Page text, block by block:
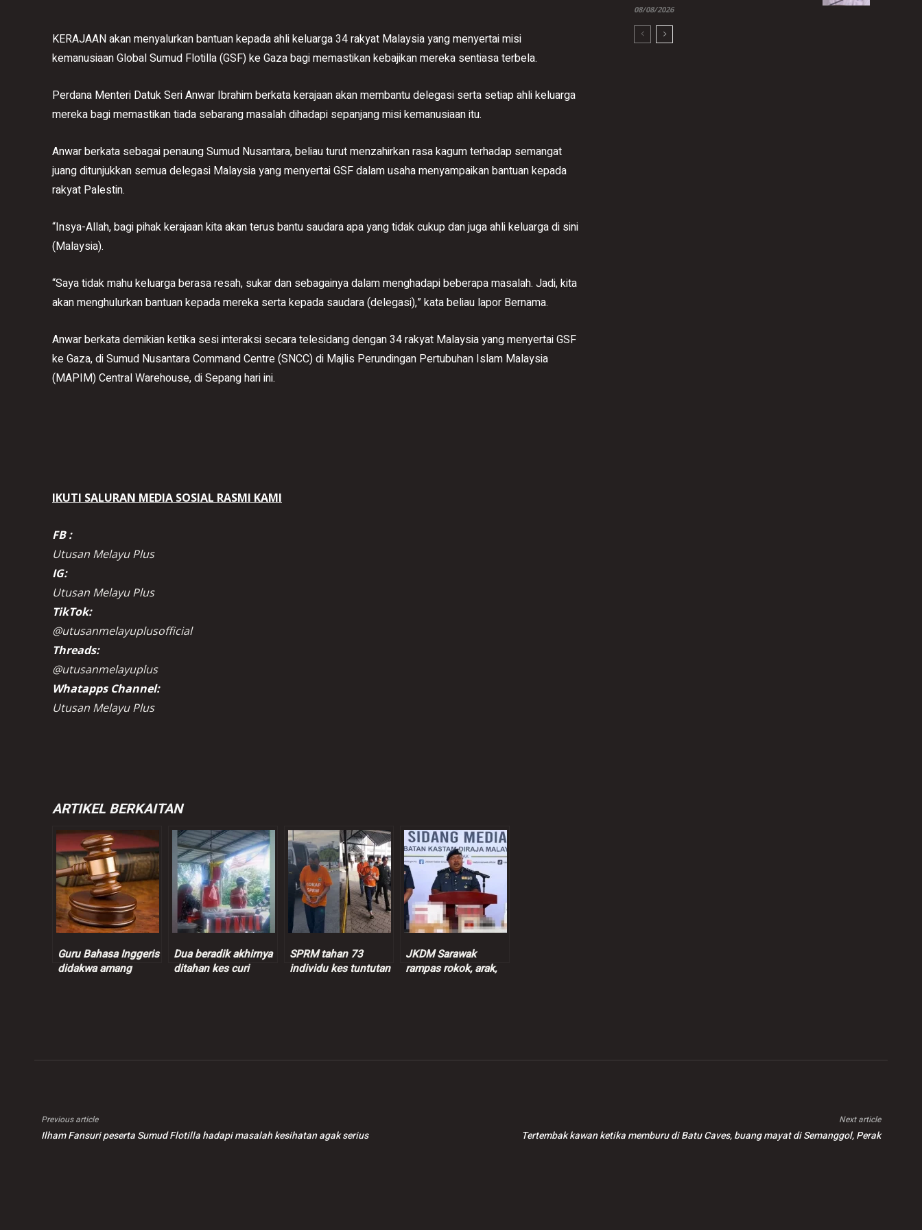
KERAJAAN akan menyalurkan bantuan kepada ahli keluarga 34 rakyat Malaysia yang menyertai misi
kemanusiaan Global Sumud Flotilla (GSF) ke Gaza bagi memastikan kebajikan mereka sentiasa terbela.
Perdana Menteri Datuk Seri Anwar Ibrahim berkata kerajaan akan membantu delegasi serta setiap ahli keluarga
mereka bagi memastikan tiada sebarang masalah dihadapi sepanjang misi kemanusiaan itu.
Anwar berkata sebagai penaung Sumud Nusantara, beliau turut menzahirkan rasa kagum terhadap semangat
juang ditunjukkan semua delegasi Malaysia yang menyertai GSF dalam usaha menyampaikan bantuan kepada
rakyat Palestin.
“Insya-Allah, bagi pihak kerajaan kita akan terus bantu saudara apa yang tidak cukup dan juga ahli keluarga di sini
(Malaysia).
“Saya tidak mahu keluarga berasa resah, sukar dan sebagainya dalam menghadapi beberapa masalah. Jadi, kita
akan menghulurkan bantuan kepada mereka serta kepada saudara (delegasi),” kata beliau lapor Bernama.
Anwar berkata demikian ketika sesi interaksi secara telesidang dengan 34 rakyat Malaysia yang menyertai GSF
ke Gaza, di Sumud Nusantara Command Centre (SNCC) di Majlis Perundingan Pertubuhan Islam Malaysia
(MAPIM) Central Warehouse, di Sepang hari ini.
IKUTI SALURAN MEDIA SOSIAL RASMI KAMI
FB :
Utusan Melayu Plus
IG:
Utusan Melayu Plus
TikTok:
@utusanmelayuplusofficial
Threads:
@utusanmelayuplus
Whatapps Channel:
Utusan Melayu Plus
ARTIKEL BERKAITAN
Guru Bahasa Inggeris
didakwa amang
Dua beradik akhirnya
ditahan kes curi
SPRM tahan 73
individu kes tuntutan
JKDM Sarawak
rampas rokok, arak,
08/08/2026
Previous article
Ilham Fansuri peserta Sumud Flotilla hadapi masalah kesihatan agak serius
Next article
Tertembak kawan ketika memburu di Batu Caves, buang mayat di Semanggol, Perak